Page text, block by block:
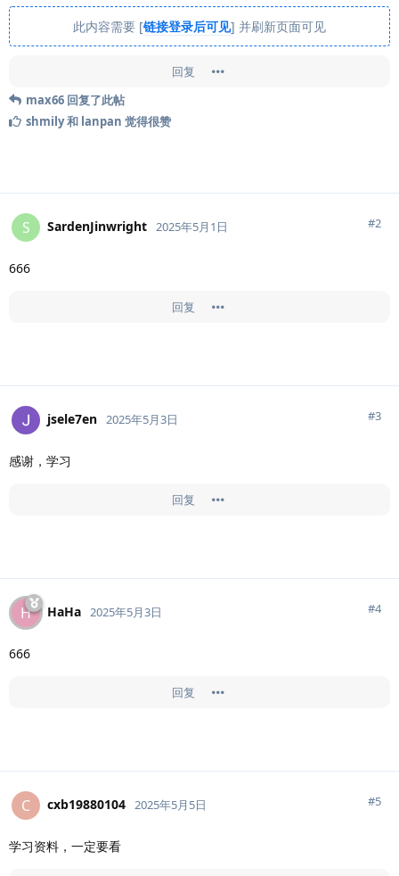
此内容需要 [链接登录后可见] 并刷新页面可见
回复
max66 回复了此帖
shmily和 lanpan 觉得很赞
S SardenJinwright 2025年5月1日 #2
666
回复
jsele7en 2025年5月3日 #3
感谢，学习
回复
H HaHa 2025年5月3日 #4
666
回复
C cxb19880104 2025年5月5日 #5
学习资料，一定要看